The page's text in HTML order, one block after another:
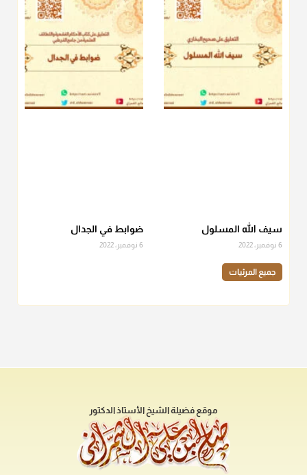
أ.د. صالح الشمراني
دفعزكاة الفطرللمسكين القريب صدقة وصلة وهو أفضل من
دفعها للبعيد ولا تغرك مظاهر ووظائف بعض الأقارب فإن
منذ 3 شهر
سيف الله المسلول
6 نوفمبر، 2022
ضوابط في الجدال
6 نوفمبر، 2022
جميع المرئيات
موقع فضيلة الشيخ الأستاذ الدكتور